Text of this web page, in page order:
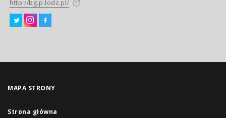
http://bg.p.lodz.pl/
MAPA STRONY
Strona główna